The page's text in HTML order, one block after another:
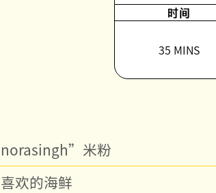
时间
35 MINS
米粉
欢的海鲜